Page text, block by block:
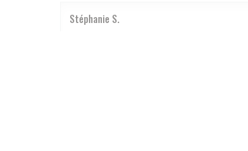
Stéphanie S